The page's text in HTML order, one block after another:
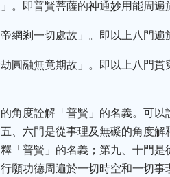
。即普賢菩薩的神通妙用能周遍
網剎一切處故」。即以上八門遍
圓融無竟期故」。即以上八門
角度詮解「普賢」的名義。可
、六門是從事理及無礙的角度
「普賢」的名義；第九、十門
願功德周遍於一切時空和一切